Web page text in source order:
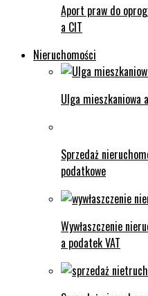
Aport praw do
a CIT
Nieruchomości
Ulga mieszkaniowa
Sprzedaż
podatkowe
Wywłaszczenie
a podatek VAT